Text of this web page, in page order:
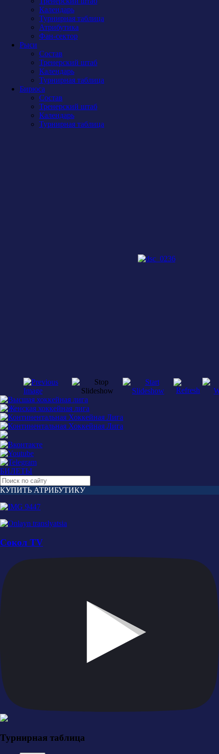
Календарь
Турнирная таблица
Атрибутика
Фан-сектор
Рыси
Состав
Тренерский штаб
Календарь
Турнирная таблица
Бирюса
Состав
Тренерский штаб
Календарь
Турнирная таблица
БИЛЕТЫ
КУПИТЬ АТРИБУТИКУ
Сокол TV
Турнирная таблица